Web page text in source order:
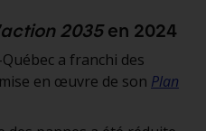
2035en 2024
a franchi des
en œuvre de son Plan